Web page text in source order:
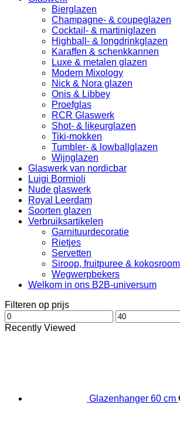
Bierglazen
Champagne- & coupeglazen
Cocktail- & martiniglazen
Highball- & longdrinkglazen
Karaffen & schenkkannen
Luxe & metalen glazen
Modern Mixology
Nick & Nora glazen
Onis & Libbey
Proefglas
RCR Glaswerk
Shot- & likeurglazen
Tiki-mokken
Tumbler- & lowballglazen
Wijnglazen
Glaswerk van nordicbar
Luigi Bormioli
Nude glaswerk
Royal Leerdam
Soorten glazen
Verbruiksartikelen
Garnituurdecoratie
Rietjes
Servetten
Siroop, fruitpuree & kokosroom
Wegwerpbekers
Welkom in ons B2B-universum
Filteren op prijs
Min.
prijs
Max.
prijs
Recently Viewed
Glazenhanger 60 cm